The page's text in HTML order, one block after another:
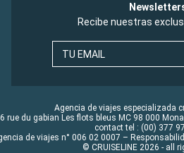
Recibe nuestras
TU EMAIL
Agencia de viajes especializada
rue du gabian Les flots bleus MC 98 000
contact tel : (00) 377
de viajes n° 006 02 0007 –
© CRUISELINE 2026 - all